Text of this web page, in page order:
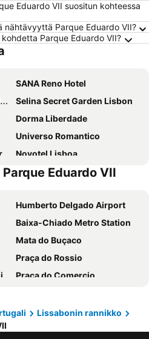
Eduardo VII suositun kohteessa
nähtävyyttä Parque Eduardo VII?
Parque Eduardo VII?
SANA Reno Hotel
Selina Secret Garden Lisbon
Dorma Liberdade
Universo Romantico
Novotel Lisboa
Masa Hotel Campo Grande
VIP Executive Eden Aparthotel
HF Fenix Lisboa
Jupiter Lisboa Hotel
PortoBay Marquês
Inspira Liberdade Boutique Hotel
EPIC SANA Marquês Hotel
Eduardo VII
Humberto Delgado Airport
Baixa-Chiado Metro Station
Mata do Buçaco
Praça do Rossio
Praça do Comercio
Baleal beach
Lissabonin rannikko